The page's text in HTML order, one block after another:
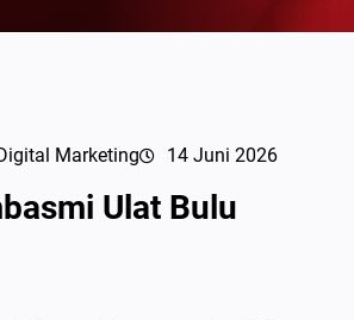
Marketing 14 Juni 2026
Ulat Bulu